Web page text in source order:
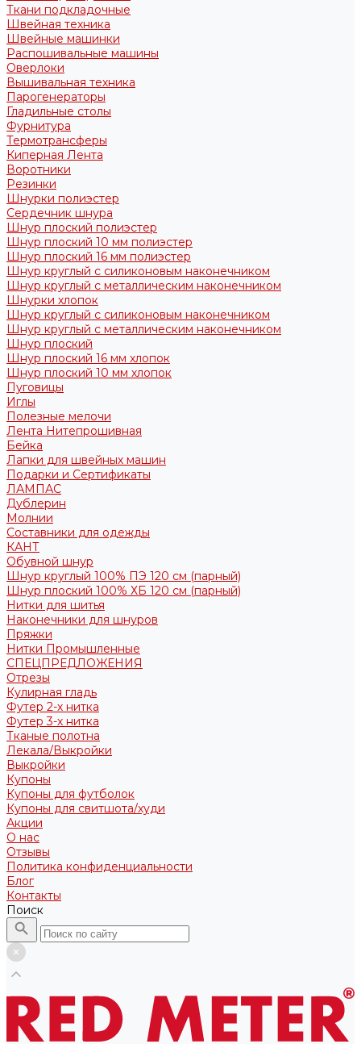
Ткани подкладочные
Швейная техника
Швейные машинки
Распошивальные машины
Оверлоки
Вышивальная техника
Парогенераторы
Гладильные столы
Фурнитура
Термотрансферы
Киперная Лента
Воротники
Резинки
Шнурки полиэстер
Сердечник шнура
Шнур плоский полиэстер
Шнур плоский 10 мм полиэстер
Шнур плоский 16 мм полиэстер
Шнур круглый с силиконовым наконечником
Шнур круглый с металлическим наконечником
Шнурки хлопок
Шнур круглый с силиконовым наконечником
Шнур круглый с металлическим наконечником
Шнур плоский
Шнур плоский 16 мм хлопок
Шнур плоский 10 мм хлопок
Пуговицы
Иглы
Полезные мелочи
Лента Нитепрошивная
Бейка
Лапки для швейных машин
Подарки и Сертификаты
ЛАМПАС
Дублерин
Молнии
Составники для одежды
КАНТ
Обувной шнур
Шнур круглый 100% ПЭ 120 см (парный)
Шнур плоский 100% ХБ 120 см (парный)
Нитки для шитья
Наконечники для шнуров
Пряжки
Нитки Промышленные
СПЕЦПРЕДЛОЖЕНИЯ
Отрезы
Кулирная гладь
Футер 2-х нитка
Футер 3-х нитка
Тканые полотна
Лекала/Выкройки
Выкройки
Купоны
Купоны для футболок
Купоны для свитшота/худи
Акции
О нас
Отзывы
Политика конфиденциальности
Блог
Контакты
Поиск